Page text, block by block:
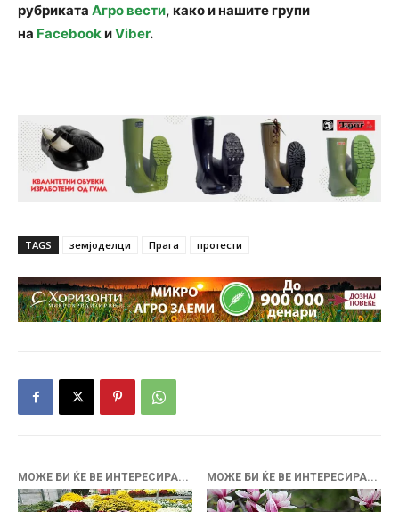
рубриката Агро вести, како и нашите групи
на FacebookиViber.
TAGS земјоделци Прага протести
МОЖЕ БИ ЌЕ ВЕ ИНТЕРЕСИРА... МОЖЕ БИ ЌЕ ВЕ ИНТЕРЕСИРА...